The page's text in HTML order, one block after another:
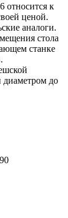
относится к
ценой.
аналоги.
стола
станке
диаметром до